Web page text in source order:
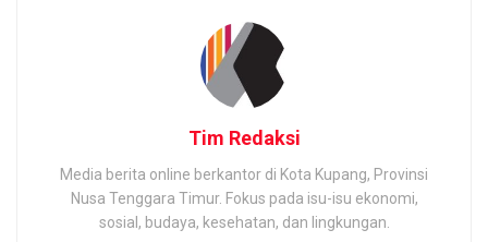
Tim Redaksi
Media berita online berkantor di Kota Kupang, Provinsi
Nusa Tenggara Timur. Fokus pada isu-isu ekonomi,
sosial, budaya, kesehatan, dan lingkungan.